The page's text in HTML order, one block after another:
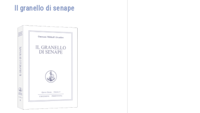
Il granello di senape